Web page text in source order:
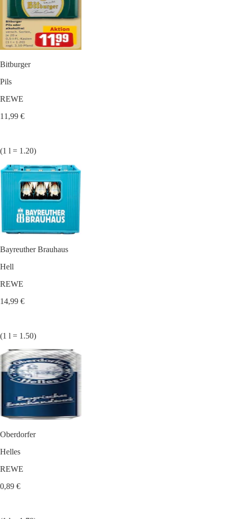
Bitburger
Pils
REWE
11,99 €
(1 l = 1.20)
Bayreuther Brauhaus
Hell
REWE
14,99 €
(1 l = 1.50)
Oberdorfer
Helles
REWE
0,89 €